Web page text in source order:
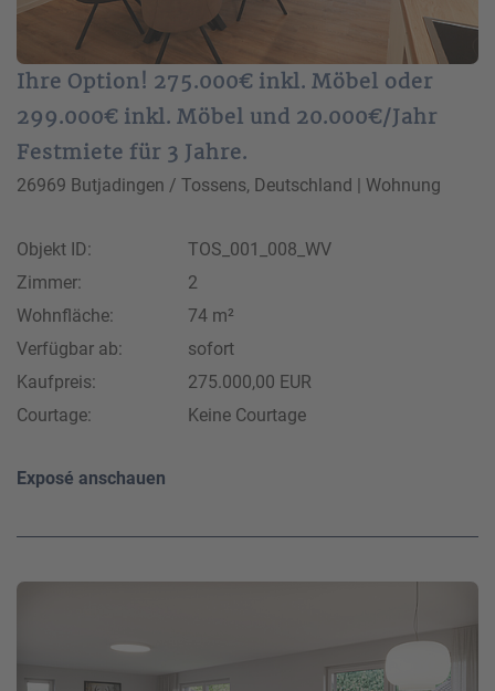
Ihre Option! 275.000€ inkl. Möbel oder
299.000€ inkl. Möbel und 20.000€/Jahr
Festmiete für 3 Jahre.
26969 Butjadingen / Tossens, Deutschland | Wohnung
Objekt ID:
TOS_001_008_WV
Zimmer:
2
Wohnfläche:
74 m²
Verfügbar ab:
sofort
Kaufpreis:
275.000,00 EUR
Courtage:
Keine Courtage
Exposé anschauen